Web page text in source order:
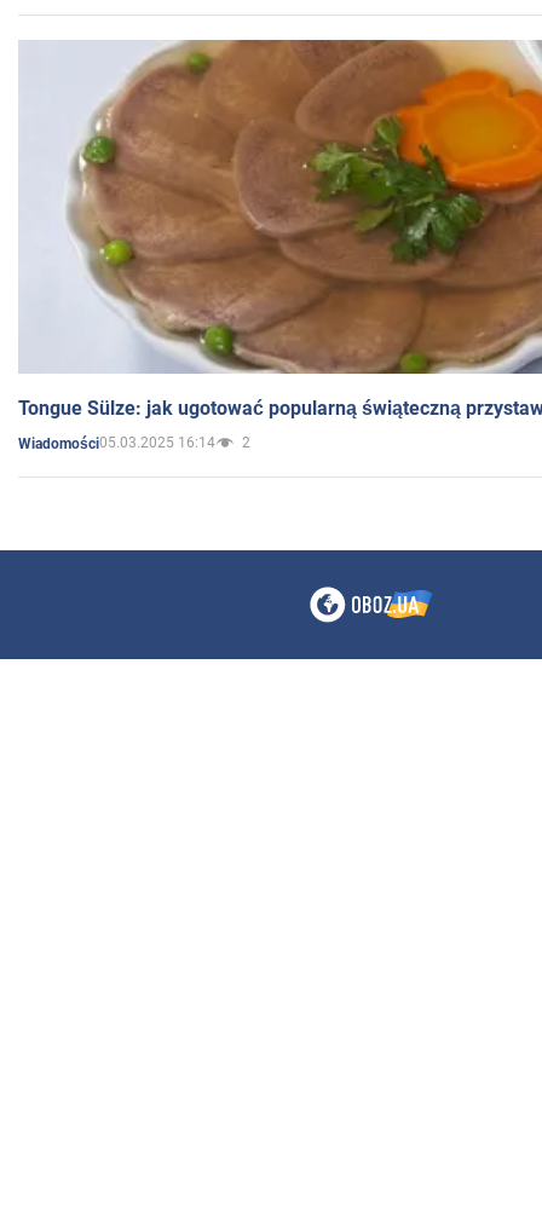
Tongue Sülze: jak ugotować popularną świąteczną
Wiadomości05.03.2025 16:14 2